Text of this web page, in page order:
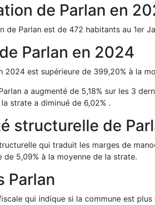
de Parlan en
de Parlan est de 472 habitants au 1er
Parlan en 2024
2024 est supérieure de 399,20% à la
a augmenté de 5,18% sur les 3
strate a diminué de 6,02% .
structurelle de
qui traduit les marges de
de 5,09% à la moyenne de la strate.
Parlan
qui indique si la commune est